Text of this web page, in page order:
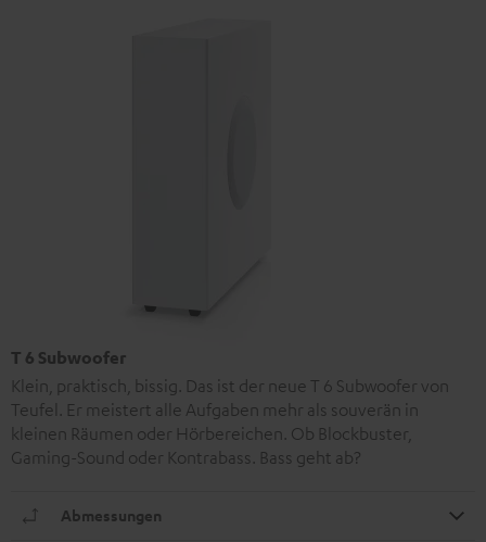
T 6 Subwoofer
Klein, praktisch, bissig. Das ist der neue T 6 Subwoofer von
Teufel. Er meistert alle Aufgaben mehr als souverän in
kleinen Räumen oder Hörbereichen. Ob Blockbuster,
Gaming-Sound oder Kontrabass. Bass geht ab?
Abmessungen